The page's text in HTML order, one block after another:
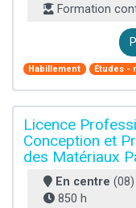
Formation
Habillement Études -
Licence
Conception et
des Matériaux
En centre (08)
850 h